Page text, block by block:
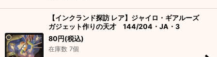
【インクランド探訪 レア】ジャイロ・ギアルーズ
ガジェット作りの天才 144/204・JA・3
80円(税込)
在庫数 7個